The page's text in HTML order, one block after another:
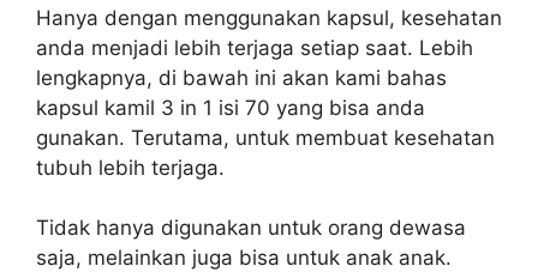
Hanya dengan menggunakan kapsul, kesehatan
anda menjadi lebih terjaga setiap saat. Lebih
lengkapnya, di bawah ini akan kami bahas
kapsul kamil 3 in 1 isi 70 yang bisa anda
gunakan. Terutama, untuk membuat kesehatan
tubuh lebih terjaga.
Tidak hanya digunakan untuk orang dewasa
saja, melainkan juga bisa untuk anak anak.